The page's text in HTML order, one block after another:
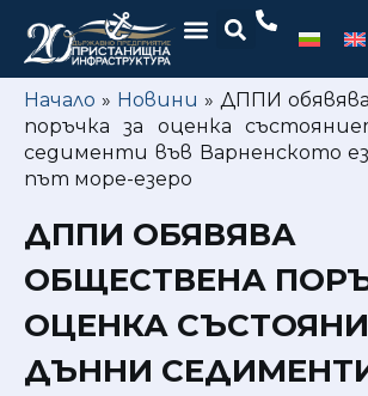
Начало » Новини » ДППИ
поръчка за оценка
седименти във Варненското
път море-езеро
ДППИ ОБЯВЯВА
ОБЩЕСТВЕНА
ОЦЕНКА
ДЪННИ